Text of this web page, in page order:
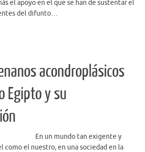
el apoyo en el que se han de sustentar el
del difunto…
acondroplásicos
Egipto y su
En un mundo tan exigente y
como el nuestro, en una sociedad en la